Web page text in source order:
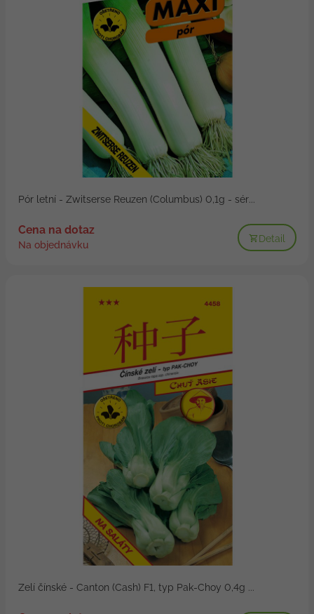
Pór letní - Zwitserse Reuzen (Columbus) 0,1g - sér...
Cena na dotaz
Na objednávku
Detail
Zelí čínské - Canton (Cash) F1, typ Pak-Choy 0,4g ...